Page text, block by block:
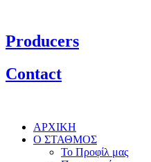
Producers
Contact
ΑΡΧΙΚΗ
Ο ΣΤΑΘΜΟΣ
Το Προφίλ μας